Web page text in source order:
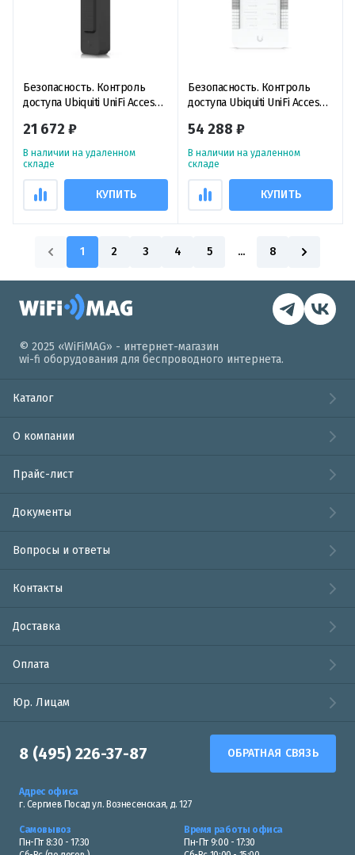
Безопасность. Контроль
доступа Ubiquiti UniFi Access
видеодомофон 5 Мп с
поддержкой PoE и
двусторонней аудиосвязью
21 672 ₽
В наличии на удаленном
складе
КУПИТЬ
Безопасность. Контроль
доступа Ubiquiti UniFi Access
доступа
54 288 ₽
В наличии на удаленном
складе
КУПИТЬ
1 2 3 4 5 ... 8
© 2025 «WiFiMAG» - интернет-магазин
wi-fi оборудования для беспроводного интернета.
Каталог
О компании
Прайс-лист
Документы
Вопросы и ответы
Контакты
Доставка
Оплата
Юр. Лицам
8 (495) 226-37-87 ОБРАТНАЯ СВЯЗЬ
Адрес офиса
г. Сергиев Посад ул. Вознесенская, д. 127
Самовывоз
Пн-Пт 8:30 - 17:30
Время работы офиса
Пн-Пт 9:00 - 17:30